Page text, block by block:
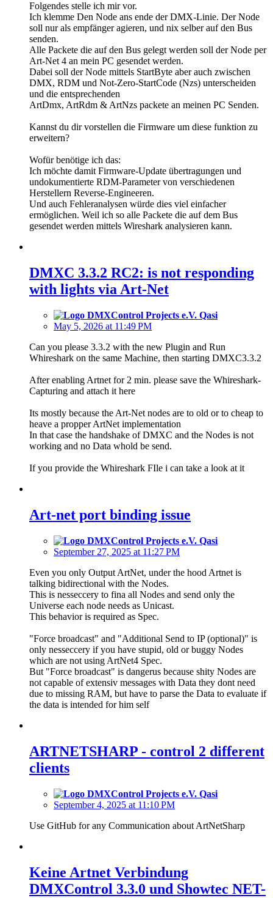
Folgendes stelle ich mir vor.
Ich klemme Den Node ans ende der DMX-Linie. Der Node
soll nur als empfänger agieren, und nix selber auf den Bus
senden.
Alle Packete die auf den Bus gelegt werden soll der Node per
Art-Net 4 an mein PC gesendet werden.
Dabei soll der Node mittels StartByte aber auch zwischen
DMX, RDM und Not-Zero-StartCode (Nzs) unterscheiden
und die entsprechenden
ArtDmx, ArtRdm & ArtNzs packete an meinen PC Senden.
Kannst du dir vorstellen die Firmware um diese funktion zu
erweitern?
Wofür benötige ich das:
Ich möchte damit Firmware-Update übertragungen und
undokumentierte RDM-Parameter von verschiedenen
Herstellern Reverse-Engineeren.
Und auch Fehleranalysen würde dies viel einfacher
ermöglichen. Weil ich so alle Packete die auf dem Bus
gesendet werden mittels Wireshark analysieren kann.
DMXC 3.3.2 RC2: is not responding
with lights via Art-Net
Qasi
May 5, 2026 at 11:49 PM
Can you please 3.3.2 with the new Plugin and Run
Whireshark on the same Machine, then starting DMXC3.3.2
After enabling Artnet for 2 min. please save the Whireshark-
Capturing and attach it here
Its mostly because the Art-Net nodes are to old or to cheap to
heave a propper ArtNet implementation
In that case the handshake of DMXC and the Nodes is not
working and no Data whold be send.
If you provide the Whireshark FIle i can take a look at it
Art-net port binding issue
Qasi
September 27, 2025 at 11:27 PM
Even you only Output ArtNet, under the hood Artnet is
talking bidirectional with the Nodes.
This is nesseccery to fina all Nodes and send only the
Universe each node needs as Unicast.
This behavior is required as Spec.
"Force broadcast" and "Additional Send to IP (optional)" is
only nesseccery if you have stupid, old or buggy Nodes
which are not using ArtNet4 Spec.
But "Force broadcast" is dangerus because shity Nodes are
not capable of extensiv messages with Data they dont need
due to missing RAM, but have to parse the Data to evaluate if
the data is intended for him self
ARTNETSHARP - control 2 different
clients
Qasi
September 4, 2025 at 11:10 PM
Use GitHub for any Communication about ArtNetSharp
Keine Artnet Verbindung
DMXControl 3.3.0 und Showtec NET-